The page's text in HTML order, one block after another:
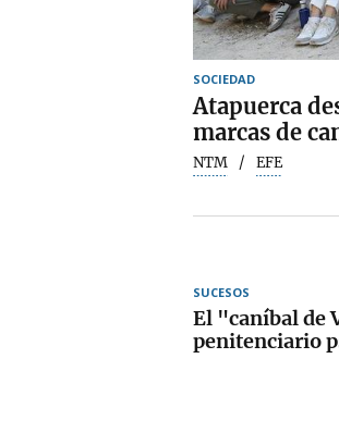
SOCIEDAD
Atapuerca
marcas de
NTM EFE
SUCESOS
El "caníbal de
penitenciario